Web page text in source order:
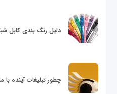
دلیل رنگ بندی کابل
چطور تبلیغات آینده